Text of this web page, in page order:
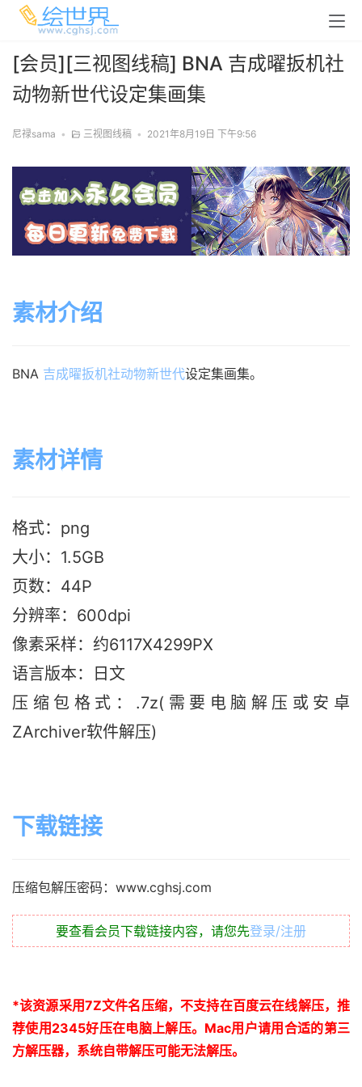
[会员][三视图线稿] BNA 吉成曜扳机社
动物新世代设定集画集
尼禄sama • 三视图线稿 • 2021年8月19日 下午9:56
素材介绍
BNA 吉成曜扳机社动物新世代设定集画集。
素材详情
格式：png
大小：1.5GB
页数：44P
分辨率：600dpi
像素采样：约6117X4299PX
语言版本：日文
压缩包格式：.7z(需要电脑解压或安卓
ZArchiver软件解压)
下载链接
压缩包解压密码：www.cghsj.com
要查看会员下载链接内容，请您先登录/注册
*该资源采用7Z文件名压缩，不支持在百度云在线解压，推
荐使用2345好压在电脑上解压。 Mac用户请用合适的第三
方解压器，系统自带解压可能无法解压。